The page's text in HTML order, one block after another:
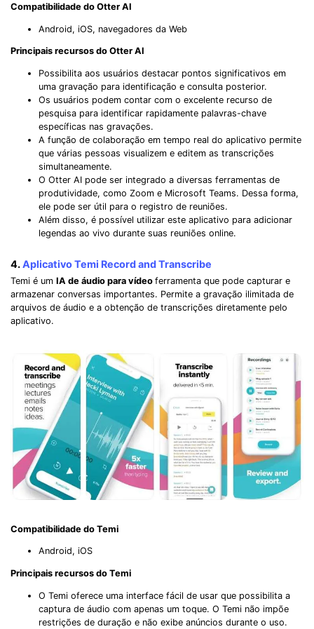
Compatibilidade do Otter AI
Android, iOS, navegadores da Web
Principais recursos do Otter AI
Possibilita aos usuários destacar pontos significativos em
uma gravação para identificação e consulta posterior.
Os usuários podem contar com o excelente recurso de
pesquisa para identificar rapidamente palavras-chave
específicas nas gravações.
A função de colaboração em tempo real do aplicativo permite
que várias pessoas visualizem e editem as transcrições
simultaneamente.
O Otter AI pode ser integrado a diversas ferramentas de
produtividade, como Zoom e Microsoft Teams. Dessa forma,
ele pode ser útil para o registro de reuniões.
Além disso, é possível utilizar este aplicativo para adicionar
legendas ao vivo durante suas reuniões online.
4.Aplicativo Temi Record and Transcribe
Temi é um IA de áudio para vídeo ferramenta que pode capturar e
armazenar conversas importantes. Permite a gravação ilimitada de
arquivos de áudio e a obtenção de transcrições diretamente pelo
aplicativo.
Compatibilidade do Temi
Android, iOS
Principais recursos do Temi
O Temi oferece uma interface fácil de usar que possibilita a
captura de áudio com apenas um toque. O Temi não impõe
restrições de duração e não exibe anúncios durante o uso.
Record Like a Pro, Edit
With AI Ease.
Record. Edit. Share. All with Filmora!
Got It